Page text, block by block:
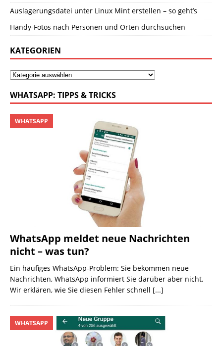
Auslagerungsdatei unter Linux Mint erstellen – so geht’s
Handy-Fotos nach Personen und Orten durchsuchen
KATEGORIEN
WHATSAPP: TIPPS & TRICKS
WhatsApp meldet neue Nachrichten
nicht – was tun?
WHATSAPP
Ein häufiges WhatsApp-Problem: Sie bekommen neue
Nachrichten, WhatsApp informiert Sie darüber aber nicht.
Wir erklären, wie Sie diesen Fehler schnell [...]
WHATSAPP